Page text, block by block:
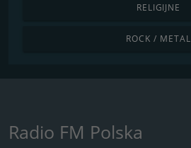
RELIGIJNE
ROCK / METAL
Radio FM Polska